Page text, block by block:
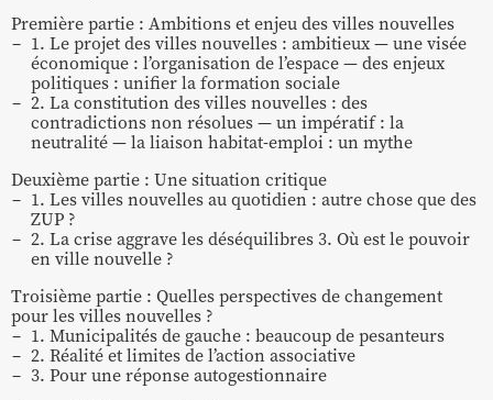
Première partie : Ambitions et enjeu des villes nouvelles
1. Le projet des villes nouvelles : ambitieux — une visée
économique : l’organisation de l’espace — des enjeux
politiques : unifier la formation sociale
2. La constitution des villes nouvelles : des
contradictions non résolues — un impératif : la
neutralité — la liaison habitat-emploi : un mythe
Deuxième partie : Une situation critique
1. Les villes nouvelles au quotidien : autre chose que des
ZUP ?
2. La crise aggrave les déséquilibres 3. Où est le pouvoir
en ville nouvelle ?
Troisième partie : Quelles perspectives de changement
pour les villes nouvelles ?
1. Municipalités de gauche : beaucoup de pesanteurs
2. Réalité et limites de l’action associative
3. Pour une réponse autogestionnaire